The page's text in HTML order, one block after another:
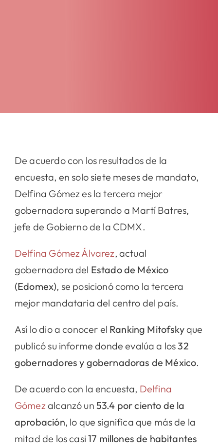
De acuerdo con los resultados de la
encuesta, en solo siete meses de mandato,
Delfina Gómez es la tercera mejor
gobernadora superando a Martí Batres,
jefe de Gobierno de la CDMX.
Delfina Gómez Álvarez, actual
gobernadora del Estado de México
(Edomex), se posicionó como la tercera
mejor mandataria del centro del país.
Así lo dio a conocer el Ranking Mitofskyque
publicó su informe donde evalúa a los32
gobernadores y gobernadoras de México.
De acuerdo con la encuesta, Delfina
Gómez alcanzó un 53.4 por ciento de la
aprobación, lo que significa que más de la
mitad de los casi17 millones de habitantes